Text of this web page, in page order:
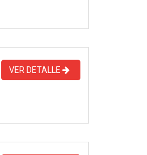
VER DETALLE